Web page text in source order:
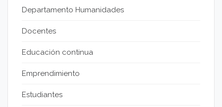
Departamento Humanidades
Docentes
Educación continua
Emprendimiento
Estudiantes